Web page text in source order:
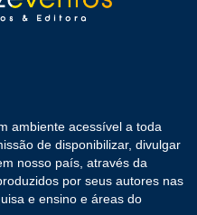
ambiente acessível a toda
de disponibilizar, divulgar
nosso país, através da
por seus autores nas
e ensino e áreas do